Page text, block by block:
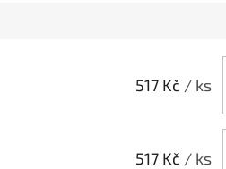
517 Kč / ks
517 Kč / ks